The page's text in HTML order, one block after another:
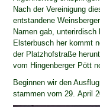
Nach der Vereinigung
entstandene
Namen gab,
Elsterbusch her kommt
der Platzhofstraße
vom Hingenberger Pött
Beginnen wir den
stammen vom 29. April